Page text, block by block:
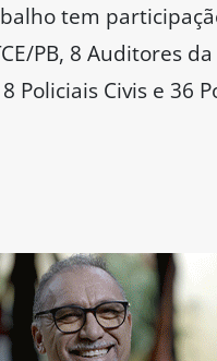
tem
PB, 8 Auditores
8 Policiais Civis e 36